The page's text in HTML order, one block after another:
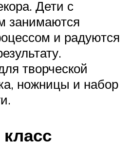
Дети с
занимаются
и радуются
творческой
ножницы и набор